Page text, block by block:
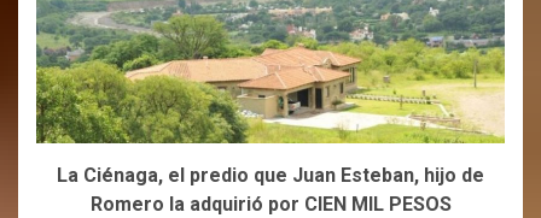
La Ciénaga, el predio que Juan Esteban, hijo de
Romero la adquirió por CIEN MIL PESOS